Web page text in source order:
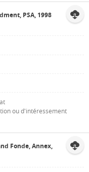
PSA, 1998
ou d'intéressement
Fonde, Annex,